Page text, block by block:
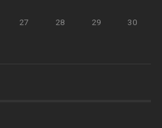
27 28 29 30